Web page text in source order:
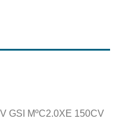
GSI MºC2.0XE 150CV